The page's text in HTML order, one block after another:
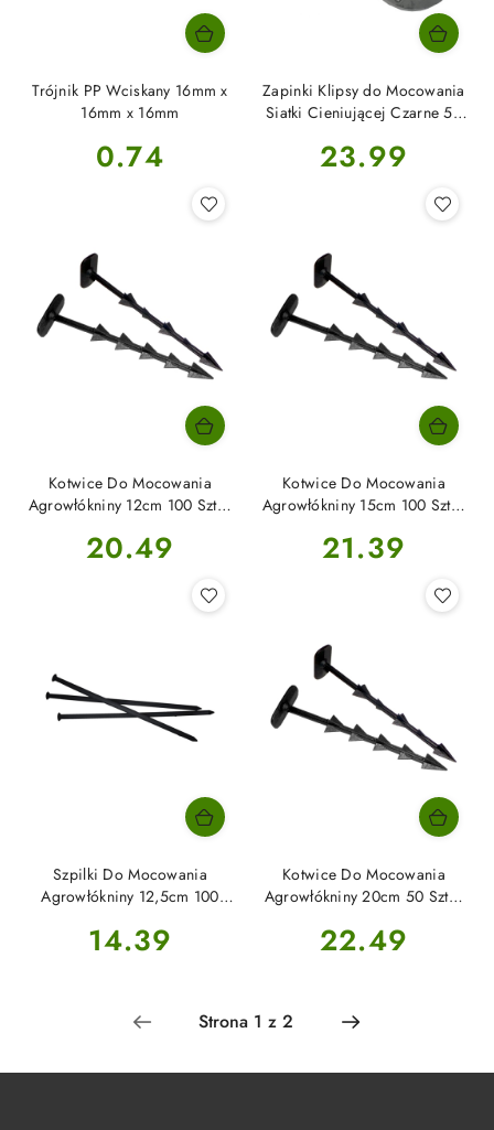
Trójnik PP Wciskany 16mm x
16mm x 16mm
Cena:
0.74
Zapinki Klipsy do Mocowania
Siatki Cieniującej Czarne 50
Cena:
23.99
Kotwice Do Mocowania
Agrowłókniny 12cm 100 Sztuk
Cena:
20.49
Kotwice Do Mocowania
Agrowłókniny 15cm 100 Sztuk
Cena:
21.39
Szpilki Do Mocowania
Agrowłókniny 12,5cm 100
Cena:
14.39
Kotwice Do Mocowania
Agrowłókniny 20cm 50 Sztuk
Cena:
22.49